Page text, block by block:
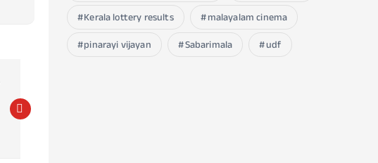
Kerala lottery results
malayalam cinema
pinarayi vijayan
Sabarimala udf